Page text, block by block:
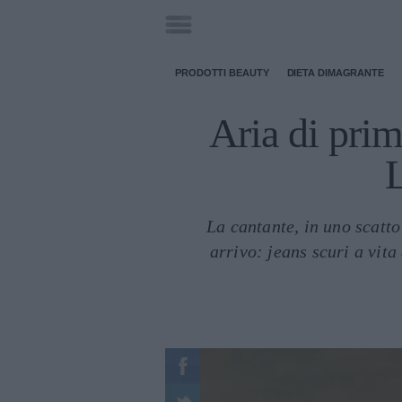
PRODOTTI BEAUTY DIETA DIMAGRANTE
Aria di
La cantante, in uno
arrivo: jeans scuri a